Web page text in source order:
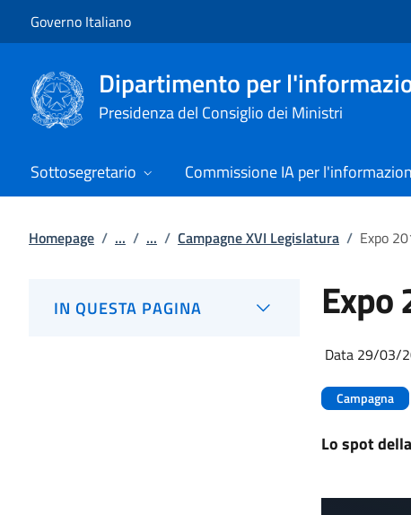
Governo Italiano
Dipartimento per
Presidenza del Consiglio dei Ministri
Sottosegretario Commissione IA per
Homepage / ... / ... / Campagne XVI Legislatura / Expo
IN QUESTA PAGINA Expo
Data 29/03/
Campagna
Lo spot